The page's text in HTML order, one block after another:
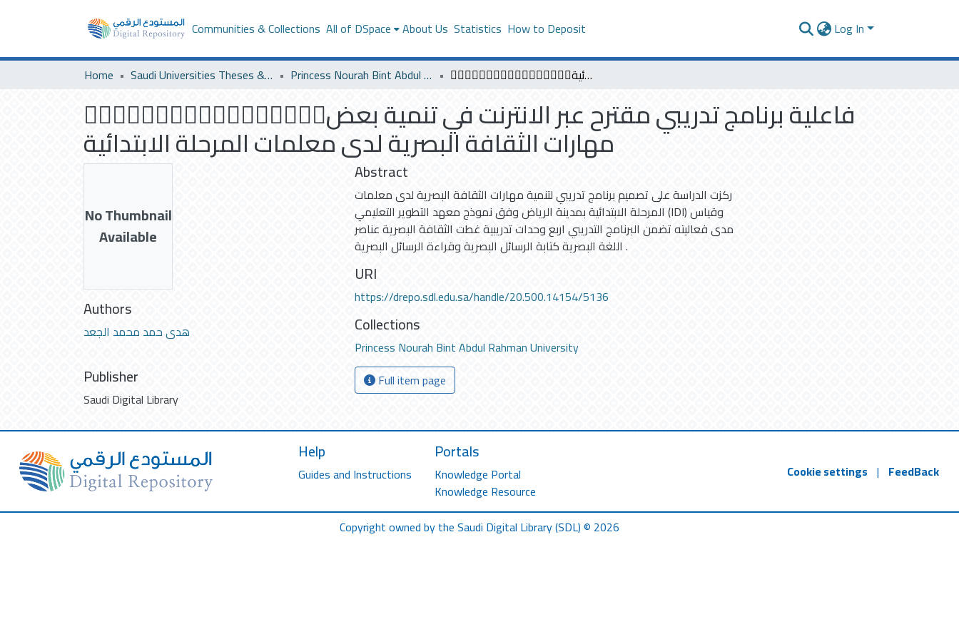
Communities & Collections All of DSpace About Us Statistics How to Deposit Log In
Home Saudi Universities Theses & Dissertations Princess Nourah Bint Abdul Rahman University فاعلية برنامج تدريبي مقترح عبر الانترنت في تنمية بعض مهارات الثقافة البصرية لدى معلمات المرحلة الابتدائية
فاعلية برنامج تدريبي مقترح عبر الانترنت في تنمية بعض
مهارات الثقافة البصرية لدى معلمات المرحلة الابتدائية
No Thumbnail
Available
Authors
هدى حمد محمد الجعد
Publisher
Saudi Digital Library
Abstract
ركزت الدراسة على تصميم برنامج تدريبي لتنمية مهارات الثقافة البصرية لدى معلمات
المرحلة الابتدائية بمدينة الرياض وفق نموذج معهد التطوير التعليمي (IDI) وقياس
مدى فعاليته تضمن البرنامج التدريبي اربع وحدات تدريبية غطت الثقافة البصرية عناصر
اللغة البصرية كتابة الرسائل البصرية وقراءة الرسائل البصرية .
URI
https://drepo.sdl.edu.sa/handle/20.500.14154/5136
Collections
Princess Nourah Bint Abdul Rahman University
Full item page
Help
Guides and Instructions
Portals
Knowledge Portal
Knowledge Resource
Cookie settings | FeedBack
Copyright owned by the Saudi Digital Library (SDL) © 2026